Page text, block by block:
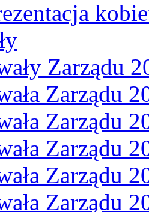
Zarządu
Zarządu
Zarządu
Zarządu
Zarządu
Zarządu